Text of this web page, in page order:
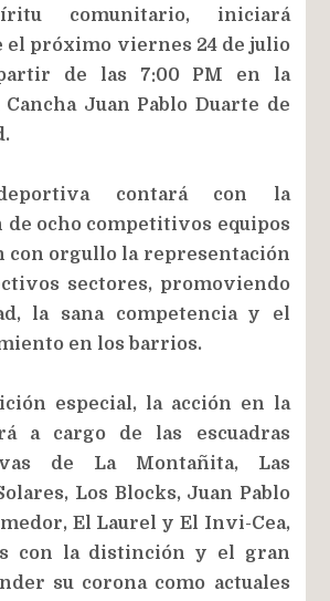
comunitario, iniciará
el próximo viernes 24 de julio
de las 7:00 PM en la
Juan Pablo Duarte de
contará con la
ocho competitivos equipos
con orgullo la representación
sectores, promoviendo
la sana competencia y el
en los barrios.
especial, la acción en la
a cargo de las escuadras
de La Montañita, Las
Los Blocks, Juan Pablo
El Laurel y El Invi-Cea,
con la distinción y el gran
su corona como actuales